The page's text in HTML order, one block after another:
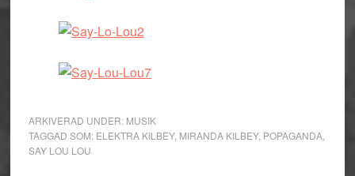
ARKIVERAD UNDER: MUSIK
TAGGAD SOM: ELEKTRA KILBEY, MIRANDA KILBEY, POPAGANDA,
SAY LOU LOU